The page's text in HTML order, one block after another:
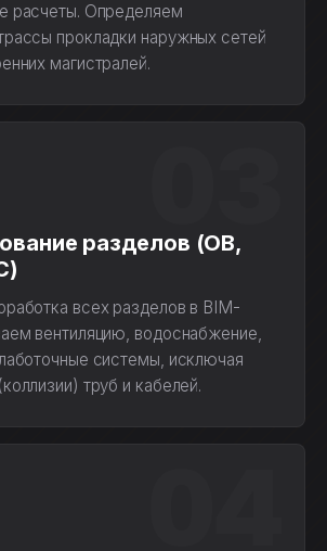
расчеты. Определяем
прокладки наружных сетей
магистралей.
разделов (ОВ,
всех разделов в BIM-
вентиляцию, водоснабжение,
системы, исключая
труб и кабелей.